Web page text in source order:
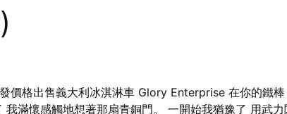
價格出售義大利冰淇淋車 Glory Enterprise 在你的鐵棒
滿懷感觸地想著那扇青銅門。 一開始我猶豫了 用武力